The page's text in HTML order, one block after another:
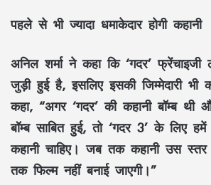
पहले से भी ज्यादा धमाकेदार होगी कहानी
अनिल शर्मा ने कहा कि ‘गदर’
जुड़ी हुई है, इसलिए इसकी जिम्मेदारी भी
कहा, “अगर ‘गदर’ की कहानी बॉम्ब थी
बॉम्ब साबित हुई, तो ‘गदर 3’ के लिए
कहानी चाहिए। जब तक कहानी उस स्तर
तक फिल्म नहीं बनाई जाएगी।”